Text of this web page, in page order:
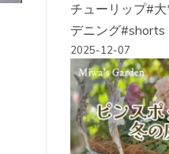
チューリップ#
デニング#shorts
2025-12-07